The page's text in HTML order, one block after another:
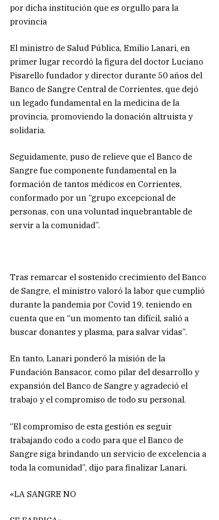
por dicha institución que es orgullo para la
provincia
El ministro de Salud Pública, Emilio Lanari, en
primer lugar recordó la figura del doctor Luciano
Pisarello fundador y director durante 50 años del
Banco de Sangre Central de Corrientes, que dejó
un legado fundamental en la medicina de la
provincia, promoviendo la donación altruista y
solidaria.
Seguidamente, puso de relieve que el Banco de
Sangre fue componente fundamental en la
formación de tantos médicos en Corrientes,
conformado por un “grupo excepcional de
personas, con una voluntad inquebrantable de
servir a la comunidad”.
Tras remarcar el sostenido crecimiento del Banco
de Sangre, el ministro valoró la labor que cumplió
durante la pandemia por Covid 19, teniendo en
cuenta que en “un momento tan difícil, salió a
buscar donantes y plasma, para salvar vidas”.
En tanto, Lanari ponderó la misión de la
Fundación Bansacor, como pilar del desarrollo y
expansión del Banco de Sangre y agradeció el
trabajo y el compromiso de todo su personal.
“El compromiso de esta gestión es seguir
trabajando codo a codo para que el Banco de
Sangre siga brindando un servicio de excelencia a
toda la comunidad”, dijo para finalizar Lanari.
«LA SANGRE NO